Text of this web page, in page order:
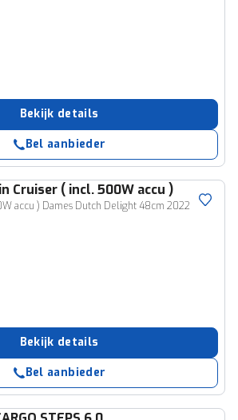
Bekijk details
Bel aanbieder
Cruiser ( incl. 500W accu )
accu ) Dames Dutch Delight 48cm 2022
Bekijk details
Bel aanbieder